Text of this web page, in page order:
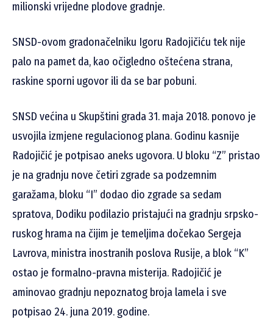
milionski vrijedne plodove gradnje.
SNSD-ovom gradonačelniku Igoru Radojičiću tek nije
palo na pamet da, kao očigledno oštećena strana,
raskine sporni ugovor ili da se bar pobuni.
SNSD većina u Skupštini grada 31. maja 2018. ponovo je
usvojila izmjene regulacionog plana. Godinu kasnije
Radojičić je potpisao aneks ugovora. U bloku “Z” pristao
je na gradnju nove četiri zgrade sa podzemnim
garažama, bloku “I” dodao dio zgrade sa sedam
spratova, Dodiku podilazio pristajući na gradnju srpsko-
ruskog hrama na čijim je temeljima dočekao Sergeja
Lavrova, ministra inostranih poslova Rusije, a blok “K”
ostao je formalno-pravna misterija. Radojičić je
aminovao gradnju nepoznatog broja lamela i sve
potpisao 24. juna 2019. godine.